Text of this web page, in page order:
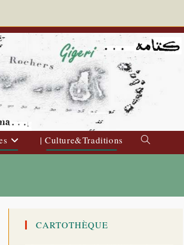
| Culture&Traditions
Toggle
CARTOTHÈQUE